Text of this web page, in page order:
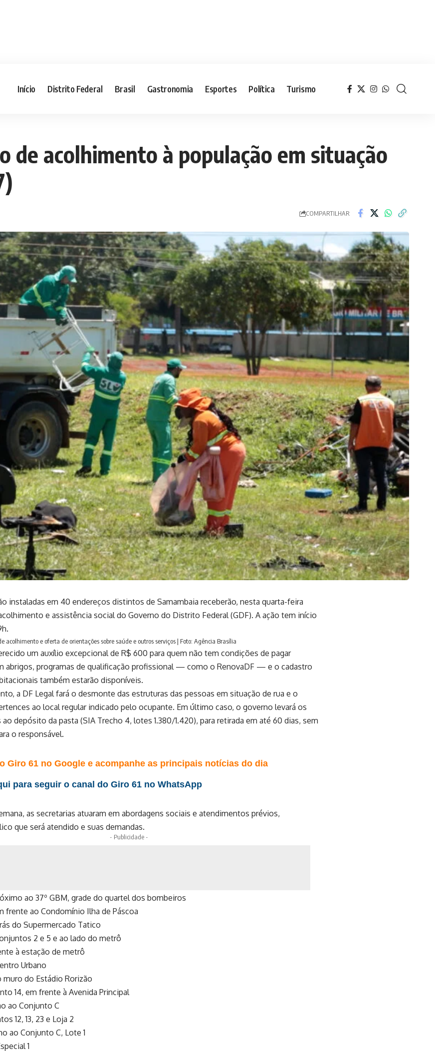
Início Distrito Federal Brasil Gastronomia Esportes Política Turismo
de acolhimento à população em situação
COMPARTILHAR
instaladas em 40 endereços distintos de Samambaia receberão, nesta quarta-feira
e assistência social do Governo do Distrito Federal (GDF). A ação tem início
acolhimento e oferta de orientações sobre saúde e outros serviços | Foto: Agência Brasília
um auxílio excepcional de R$ 600 para quem não tem condições de pagar
abrigos, programas de qualificação profissional — como o RenovaDF — e o cadastro
também estarão disponíveis.
a DF Legal fará o desmonte das estruturas das pessoas em situação de rua e o
ao local regular indicado pelo ocupante. Em último caso, o governo levará os
depósito da pasta (SIA Trecho 4, lotes 1.380/1.420), para retirada em até 60 dias, sem
o responsável.
Giro 61 no Google e acompanhe as principais notícias do dia
para seguir o canal do Giro 61 no WhatsApp
as secretarias atuaram em abordagens sociais e atendimentos prévios,
que será atendido e suas demandas.
- Publicidade -
ao 37º GBM, grade do quartel dos bombeiros
frente ao Condomínio Ilha de Páscoa
do Supermercado Tatico
2 e 5 e ao lado do metrô
à estação de metrô
Urbano
muro do Estádio Rorizão
14, em frente à Avenida Principal
ao Conjunto C
12, 13, 23 e Loja 2
ao Conjunto C, Lote 1
1